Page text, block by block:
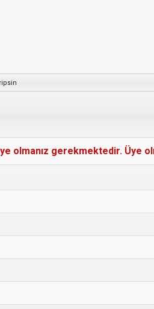
olmanız gerekmektedir. Üye